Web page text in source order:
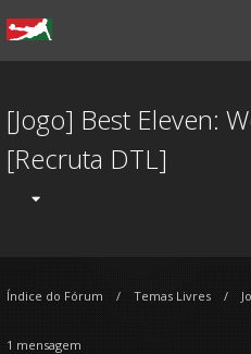
[Jogo] Best Eleven:
[Recruta DTL]
Índice do Fórum Temas Livres
1 mensagem